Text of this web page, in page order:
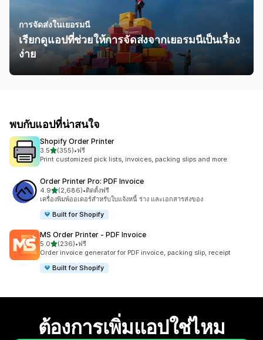
การจัดส่งในเยอรมนี
เรียกดูแอปที่ช่วยให้การจัดส่งจากเยอรมนีเป็นเรื่อง
ง่าย
พบกับแอปที่น่าสนใจ
Shopify Order Printer
3.5เต็ม 5 ดาว
(355)
ทั้งหมด 355 รีวิว
•ฟรี
Print customized pick lists, invoices, packing slips and more
Order Printer Pro: PDF Invoice
4.9เต็ม 5 ดาว
(2,686)
ทั้งหมด 2686 รีวิว
•ติดตั้งฟรี
เครื่องพิมพ์ออเดอร์สำหรับใบแจ้งหนี้ ร่าง และเอกสารส่งของ
Built for Shopify
MS Order Printer ‑ PDF Invoice
5.0เต็ม 5 ดาว
(236)
ทั้งหมด 236 รีวิว
•ฟรี
Order invoice generator for PDF invoice, packing slip, receipt
Built for Shopify
ต้องการเพิ่มแอปใช่ไหม